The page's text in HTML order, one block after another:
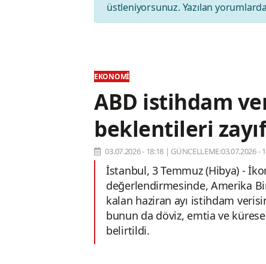
üstleniyorsunuz. Yazılan
EKONOMI
ABD istihdam
beklentileri
03.07.2026 - 18:18 | GÜNCELLEME:03.07.2026 -
İstanbul, 3 Temmuz (Hibya) -
değerlendirmesinde, Amerika
kalan haziran ayı istihdam
bunun da döviz, emtia ve
belirtildi.